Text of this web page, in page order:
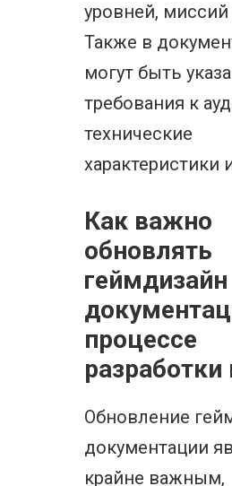
уровней, миссий
Также в
могут быть
требования к
технические
характеристики
Как важно
обновлять
геймдизайн
процессе
разработки
Обновление
документации
крайне важным,